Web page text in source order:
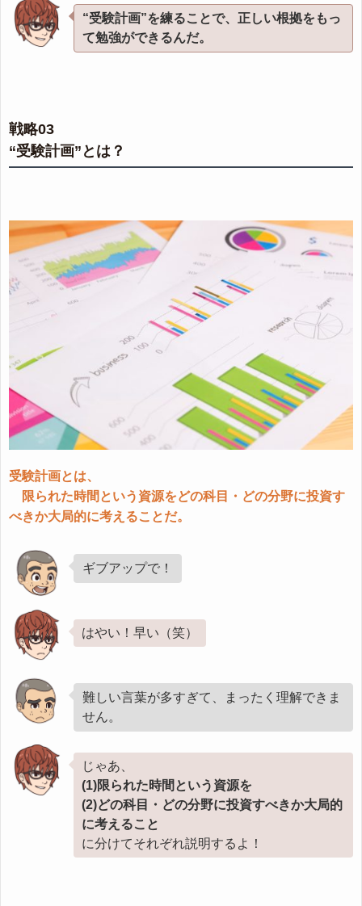
“受験計画”を練ることで、正しい根拠をもっ
て勉強ができるんだ。
戦略03
“受験計画”とは？
受験計画とは、
限られた時間という資源をどの科目・どの分野に投資す
べきか大局的に考えることだ。
ギブアップで！
はやい！早い（笑）
難しい言葉が多すぎて、まったく理解できま
せん。
じゃあ、
(1)限られた時間という資源を
(2)どの科目・どの分野に投資すべきか大局的
に考えること
に分けてそれぞれ説明するよ！